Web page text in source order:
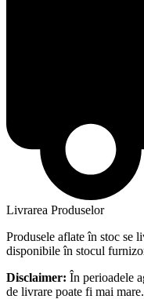
Livrarea Produselor
Produsele aflate în stoc se
disponibile în stocul
Disclaimer: În perioadele
de livrare poate fi mai mare.